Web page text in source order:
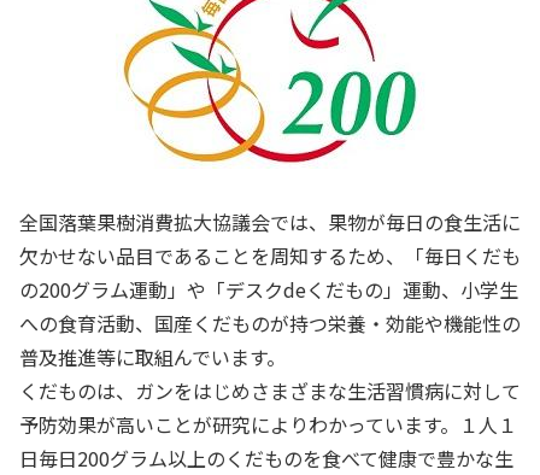
全国落葉果樹消費拡大協議会では、果物が毎日の食生活に
欠かせない品目であることを周知するため、「毎日くだも
の200グラム運動」や「デスクdeくだもの」運動、小学生
への食育活動、国産くだものが持つ栄養・効能や機能性の
普及推進等に取組んでいます。
くだものは、ガンをはじめさまざまな生活習慣病に対して
予防効果が高いことが研究によりわかっています。１人１
日毎日200グラム以上のくだものを食べて健康で豊かな生